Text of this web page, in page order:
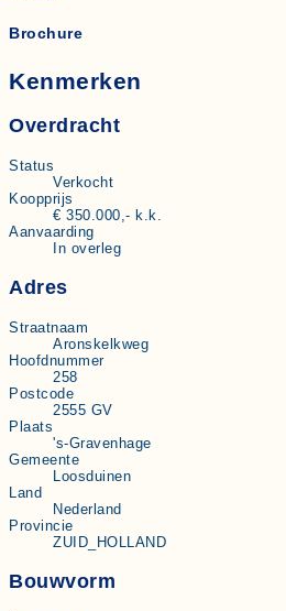
Brochure
Kenmerken
Overdracht
Status
Verkocht
Koopprijs
€ 350.000,- k.k.
Aanvaarding
In overleg
Adres
Straatnaam
Aronskelkweg
Hoofdnummer
258
Postcode
2555 GV
Plaats
's-Gravenhage
Gemeente
Loosduinen
Land
Nederland
Provincie
ZUID_HOLLAND
Bouwvorm